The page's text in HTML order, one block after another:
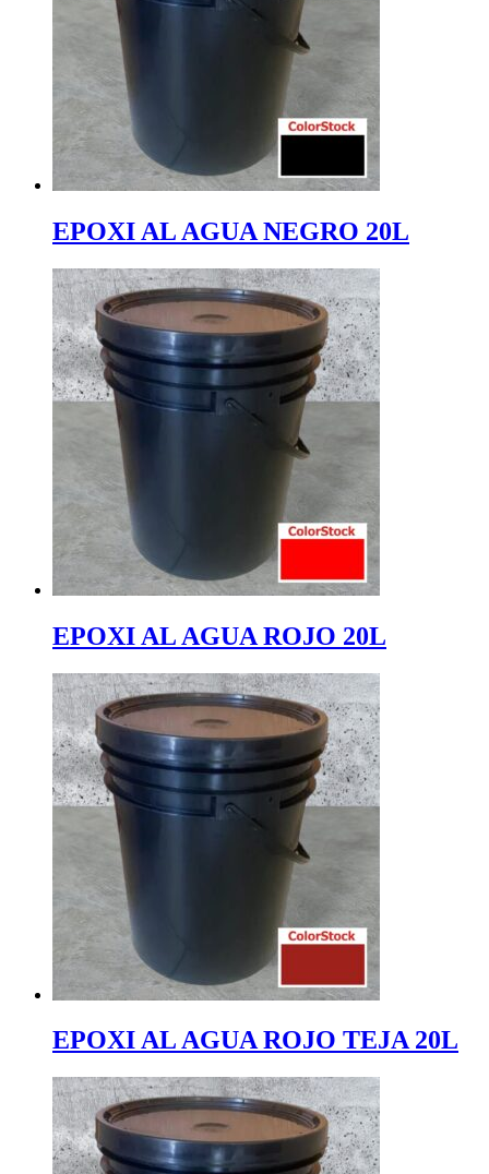
EPOXI AL AGUA NEGRO 20L
EPOXI AL AGUA ROJO 20L
EPOXI AL AGUA ROJO TEJA 20L